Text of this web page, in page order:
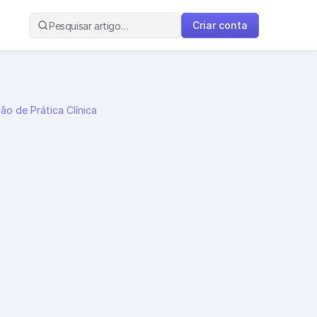
Pesquisar artigo… Criar conta
de Prática Clínica